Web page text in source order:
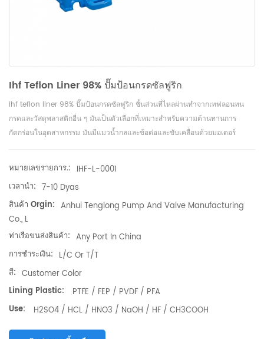
Ihf Teflon Liner 98% ปั๊มป้อนกรดซัลฟูริก
ihf teflon liner 98% ปั๊มป้อนกรดซัลฟูริก ชิ้นส่วนที่ไหลผ่านทำจากเทฟลอนทน
กรดและวัสดุพลาสติกอื่น ๆ มันเป็นตัวเลือกที่เหมาะสำหรับความต้านทานการ
กัดกร่อนในอุตสาหกรรม มันมีแมวน้ำกลและข้อต่อและขับเคลื่อนด้วยมอเตอร์
หมายเลขรายการ.: IHF-L-0001
เวลานำ: 7-10 Dyas
สินค้า Orgin: Anhui Tenglong Pump And Valve Manufacturing
Co., L
ท่าเรือขนส่งสินค้า: Any Port In China
การชำระเงิน: L/C Or T/T
สี: Customer Color
Lining Plastic:
PTFE / FEP / PVDF / PFA
Use:
H2SO4 / HCL / HNO3 / NaOH / HF / CH3COOH